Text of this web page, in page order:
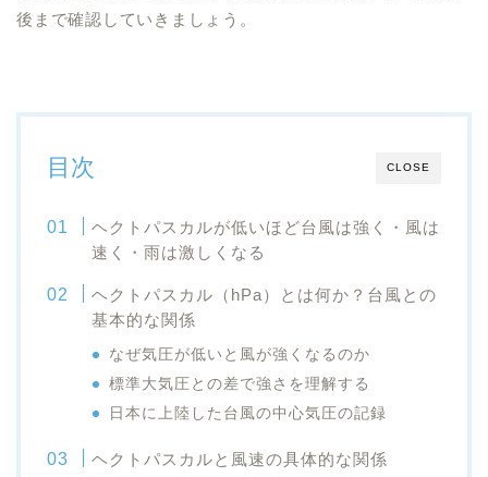
後まで確認していきましょう。
CLOSE
目次
ヘクトパスカルが低いほど台風は強く・風は
速く・雨は激しくなる
ヘクトパスカル（hPa）とは何か？台風との
基本的な関係
なぜ気圧が低いと風が強くなるのか
標準大気圧との差で強さを理解する
日本に上陸した台風の中心気圧の記録
ヘクトパスカルと風速の具体的な関係